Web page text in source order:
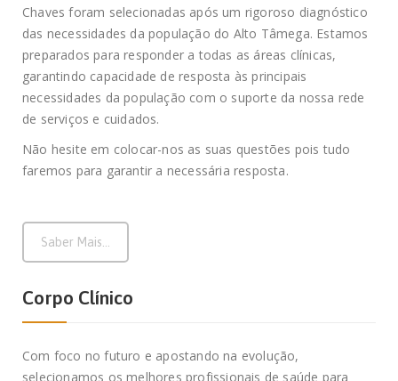
Chaves foram selecionadas após um rigoroso diagnóstico
das necessidades da população do Alto Tâmega. Estamos
preparados para responder a todas as áreas clínicas,
garantindo capacidade de resposta às principais
necessidades da população com o suporte da nossa rede
de serviços e cuidados.
Não hesite em colocar-nos as suas questões pois tudo
faremos para garantir a necessária resposta.
Saber Mais...
Corpo Clínico
Com foco no futuro e apostando na evolução,
selecionamos os melhores profissionais de saúde para